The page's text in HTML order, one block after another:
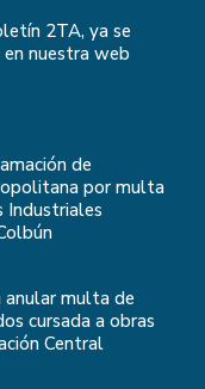
2TA, ya se
nuestra web
de
por multa
Industriales
multa de
cursada a obras
Central